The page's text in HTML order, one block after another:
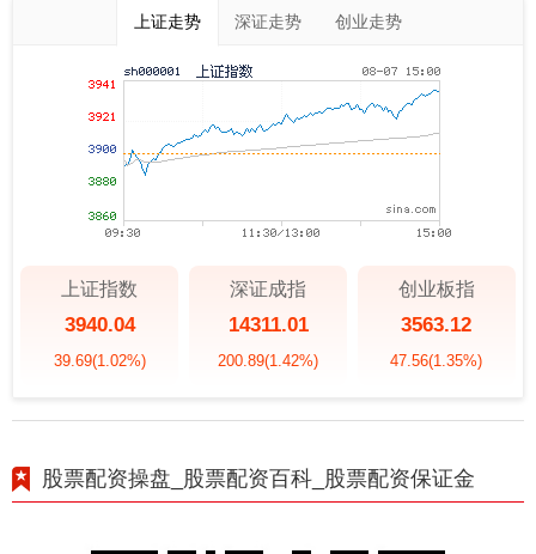
上证走势 深证走势 创业走势
上证指数
3940.04
39.69(1.02%)
深证成指
14311.01
200.89(1.42%)
创业板指
3563.12
47.56(1.35%)
股票配资操盘_股票配资百科_股票配资保证金